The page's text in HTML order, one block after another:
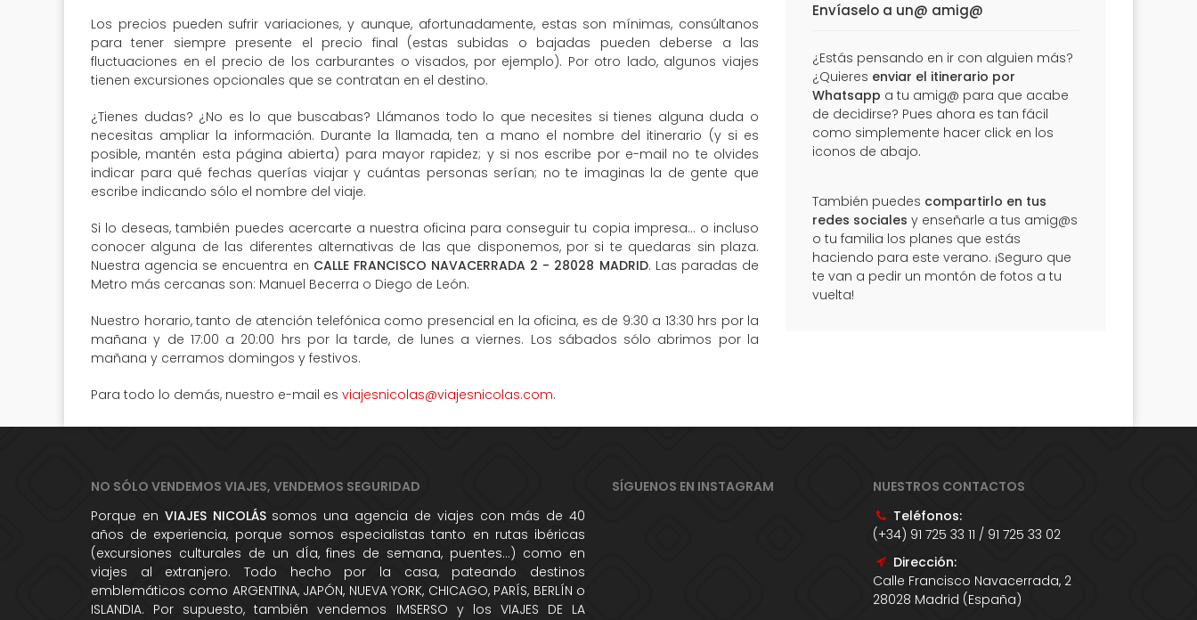
Los precios pueden sufrir variaciones, y aunque, afortunadamente, estas son mínimas, consúltanos
para tener siempre presente el precio final (estas subidas o bajadas pueden deberse a las
fluctuaciones en el precio de los carburantes o visados, por ejemplo). Por otro lado, algunos viajes
tienen excursiones opcionales que se contratan en el destino.
¿Tienes dudas? ¿No es lo que buscabas? Llámanos todo lo que necesites si tienes alguna duda o
necesitas ampliar la información. Durante la llamada, ten a mano el nombre del itinerario (y si es
posible, mantén esta página abierta) para mayor rapidez; y si nos escribe por e-mail no te olvides
indicar para qué fechas querías viajar y cuántas personas serían; no te imaginas la de gente que
escribe indicando sólo el nombre del viaje.
Si lo deseas, también puedes acercarte a nuestra oficina para conseguir tu copia impresa... o incluso
conocer alguna de las diferentes alternativas de las que disponemos, por si te quedaras sin plaza.
Nuestra agencia se encuentra en CALLE FRANCISCO NAVACERRADA 2 - 28028 MADRID. Las paradas de
Metro más cercanas son: Manuel Becerra o Diego de León.
Nuestro horario, tanto de atención telefónica como presencial en la oficina, es de 9:30 a 13:30 hrs por la
mañana y de 17:00 a 20:00 hrs por la tarde, de lunes a viernes. Los sábados sólo abrimos por la
mañana y cerramos domingos y festivos.
Para todo lo demás, nuestro e-mail es viajesnicolas@viajesnicolas.com.
Envíaselo a un@ amig@
¿Estás pensando en ir con alguien más?
¿Quieres enviar el itinerario por
Whatsapp a tu amig@ para que acabe
de decidirse? Pues ahora es tan fácil
como simplemente hacer click en los
iconos de abajo.
También puedes compartirlo en tus
redes sociales y enseñarle a tus amig@s
o tu familia los planes que estás
haciendo para este verano. ¡Seguro que
te van a pedir un montón de fotos a tu
vuelta!
NO SÓLO VENDEMOS VIAJES, VENDEMOS SEGURIDAD
Porque en VIAJES NICOLÁSsomos una agencia de viajes con más de 40
años de experiencia, porque somos especialistas tanto en rutas ibéricas
(excursiones culturales de un dÍa, fines de semana, puentes...) como en
viajes al extranjero. Todo hecho por la casa, pateando destinos
emblemáticos como ARGENTINA, JAPÓN, NUEVA YORK, CHICAGO, PARÍS, BERLÍN o
ISLANDIA. Por supuesto, también vendemos IMSERSO y los VIAJES DE LA
SÍGUENOS EN INSTAGRAM
NUESTROS CONTACTOS
Teléfonos:
(+34) 91 725 33 11 / 91 725 33 02
Dirección:
Calle Francisco Navacerrada, 2
28028 Madrid (España)